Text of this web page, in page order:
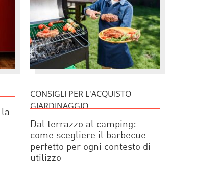
la
CONSIGLI PER L'ACQUISTO
GIARDINAGGIO
Dal terrazzo al camping:
come scegliere il barbecue
perfetto per ogni contesto di
utilizzo